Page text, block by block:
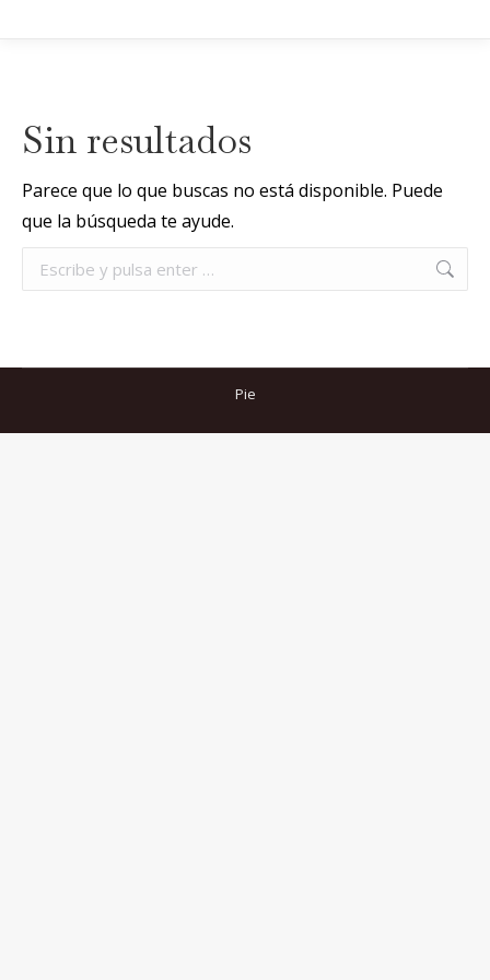
Sin resultados
Parece que lo que buscas no está disponible. Puede
que la búsqueda te ayude.
Buscar:
Pie